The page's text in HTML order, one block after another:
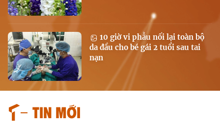
10 giờ vi phẫu nối lại toàn bộ
da đầu cho bé gái 2 tuổi sau tai
nạn
Tin mới